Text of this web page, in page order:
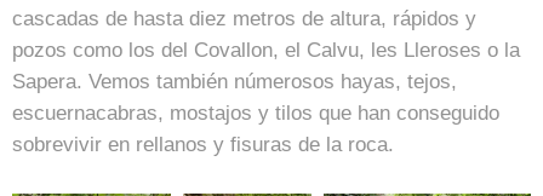
cascadas de hasta diez metros de altura, rápidos y
pozos como los del Covallon, el Calvu, les Lleroses o la
Sapera. Vemos también númerosos hayas, tejos,
escuernacabras, mostajos y tilos que han conseguido
sobrevivir en rellanos y fisuras de la roca.